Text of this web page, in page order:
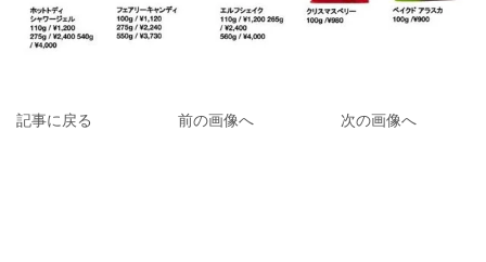
記事に戻る 前の画像へ 次の画像へ